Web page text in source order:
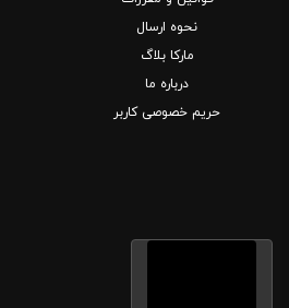
نحوه ارسال
مارکا بلاگ
درباره ما
حریم خصوصی کاربر